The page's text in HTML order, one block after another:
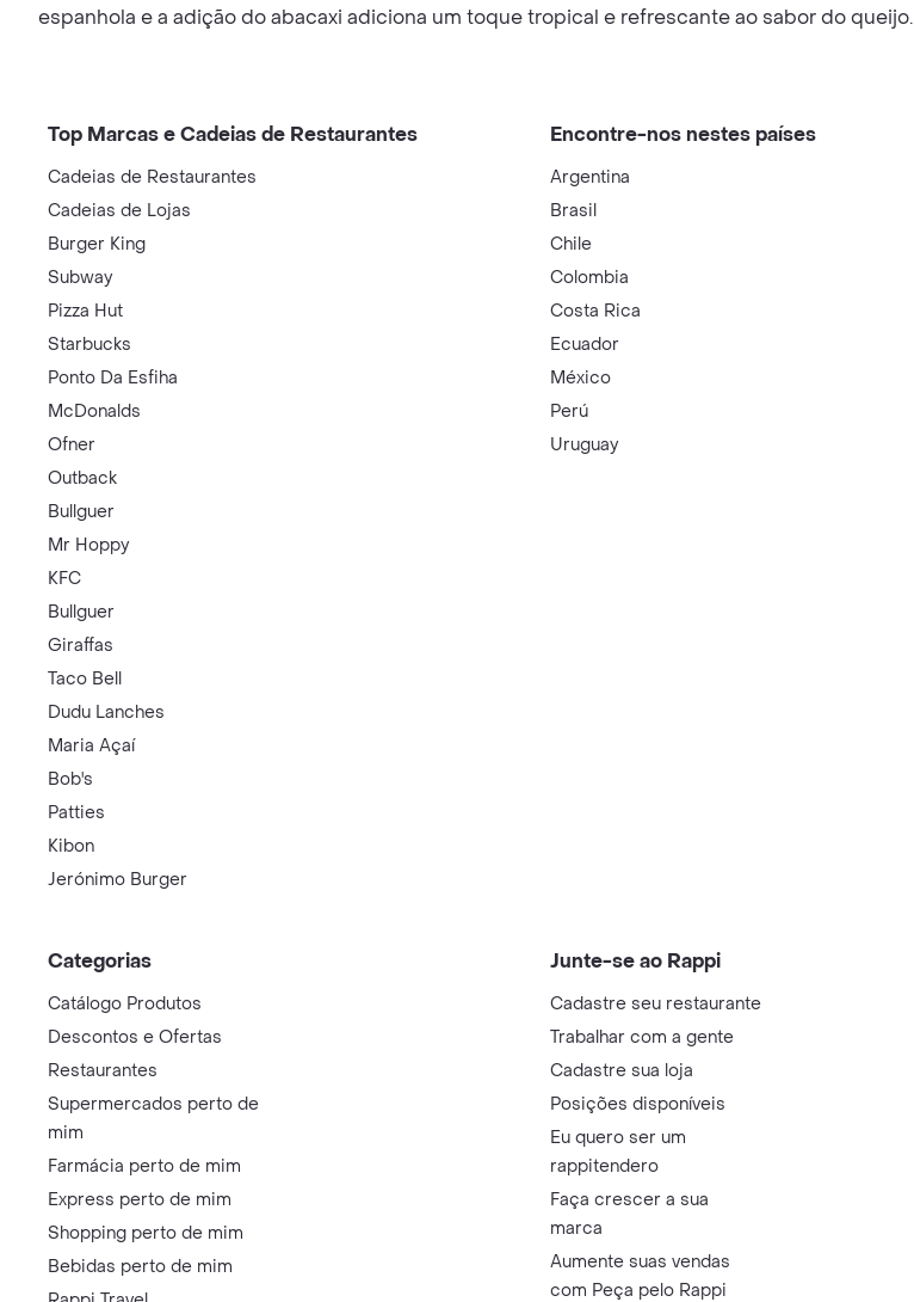
espanhola e a adição do abacaxi adiciona um toque tropical e refrescante ao sabor do queijo.
Top Marcas e Cadeias de Restaurantes
Cadeias de Restaurantes
Cadeias de Lojas
Burger King
Subway
Pizza Hut
Starbucks
Ponto Da Esfiha
McDonalds
Ofner
Outback
Bullguer
Mr Hoppy
KFC
Bullguer
Giraffas
Taco Bell
Dudu Lanches
Maria Açaí
Bob's
Patties
Kibon
Jerónimo Burger
Encontre-nos nestes países
Argentina
Brasil
Chile
Colombia
Costa Rica
Ecuador
México
Perú
Uruguay
Categorias
Catálogo Produtos
Descontos e Ofertas
Restaurantes
Supermercados perto de
mim
Farmácia perto de mim
Express perto de mim
Shopping perto de mim
Bebidas perto de mim
Junte-se ao Rappi
Cadastre seu restaurante
Trabalhar com a gente
Cadastre sua loja
Posições disponíveis
Eu quero ser um
rappitendero
Faça crescer a sua
marca
Aumente suas vendas
com Peça pelo Rappi